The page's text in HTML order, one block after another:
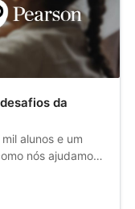
da
alunos e um
nós ajudamos
das